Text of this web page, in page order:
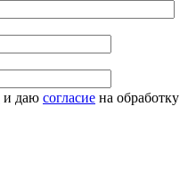
и даю согласие на обработку